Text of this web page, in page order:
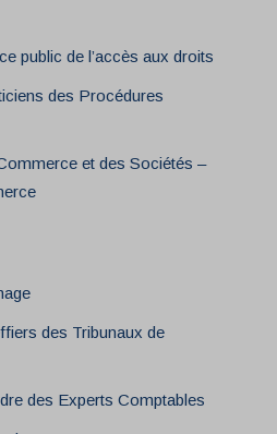
public de l’accès aux droits
des Procédures
et des Sociétés –
des Tribunaux de
des Experts Comptables